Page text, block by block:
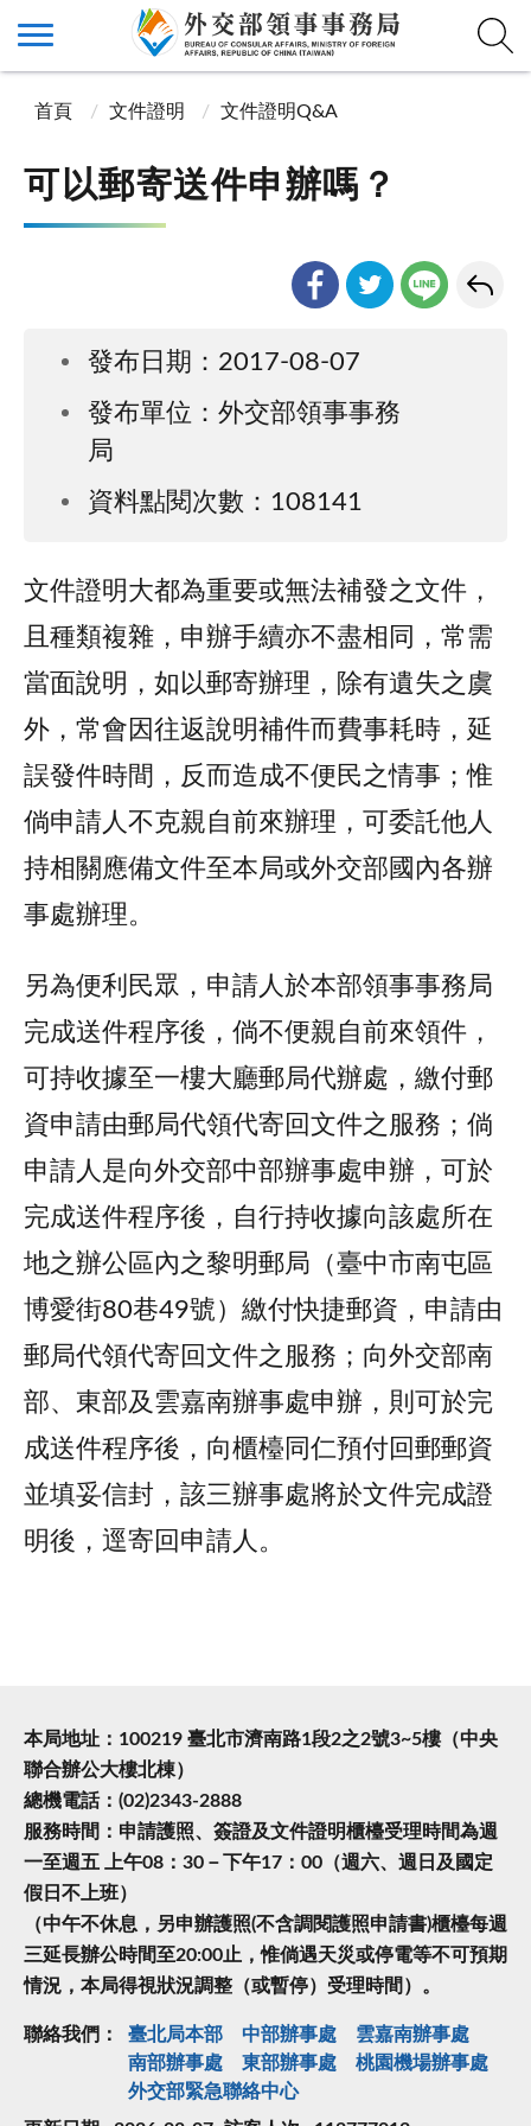
首頁 文件證明 文件證明Q&A
可以郵寄送件申辦嗎？
發布日期：2017-08-07
發布單位：外交部領事事務
局
資料點閱次數：108141
文件證明大都為重要或無法補發之文件，
且種類複雜，申辦手續亦不盡相同，常需
當面說明，如以郵寄辦理，除有遺失之虞
外，常會因往返說明補件而費事耗時，延
誤發件時間，反而造成不便民之情事；惟
倘申請人不克親自前來辦理，可委託他人
持相關應備文件至本局或外交部國內各辦
事處辦理。
另為便利民眾，申請人於本部領事事務局
完成送件程序後，倘不便親自前來領件，
可持收據至一樓大廳郵局代辦處，繳付郵
資申請由郵局代領代寄回文件之服務；倘
申請人是向外交部中部辦事處申辦，可於
完成送件程序後，自行持收據向該處所在
地之辦公區內之黎明郵局（臺中市南屯區
博愛街80巷49號）繳付快捷郵資，申請由
郵局代領代寄回文件之服務；向外交部南
部、東部及雲嘉南辦事處申辦，則可於完
成送件程序後，向櫃檯同仁預付回郵郵資
並填妥信封，該三辦事處將於文件完成證
明後，逕寄回申請人。
本局地址：100219 臺北市濟南路1段2之2號3~5樓（中央
聯合辦公大樓北棟）
總機電話：(02)2343-2888
服務時間：申請護照、簽證及文件證明櫃檯受理時間為週
一至週五 上午08：30－下午17：00（週六、週日及國定
假日不上班）
（中午不休息，另申辦護照(不含調閱護照申請書)櫃檯每週
三延長辦公時間至20:00止，惟倘遇天災或停電等不可預期
情況，本局得視狀況調整（或暫停）受理時間）。
聯絡我們： 臺北局本部 中部辦事處
雲嘉南辦事處
南部辦事處
東部辦事處
桃園機場辦事處
外交部緊急聯絡中⼼